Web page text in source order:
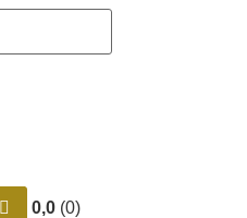
0,0 (0)